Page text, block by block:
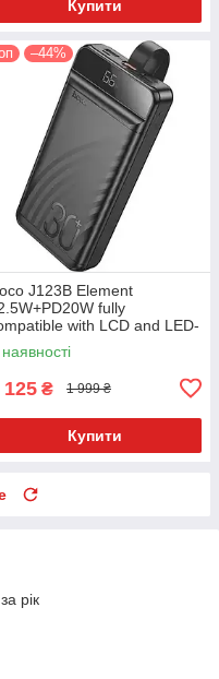
Купити
–44%
J123B Element
fully
with LCD and LED-
30.000mAh
125 ₴ 1 999 ₴
Купити
рік